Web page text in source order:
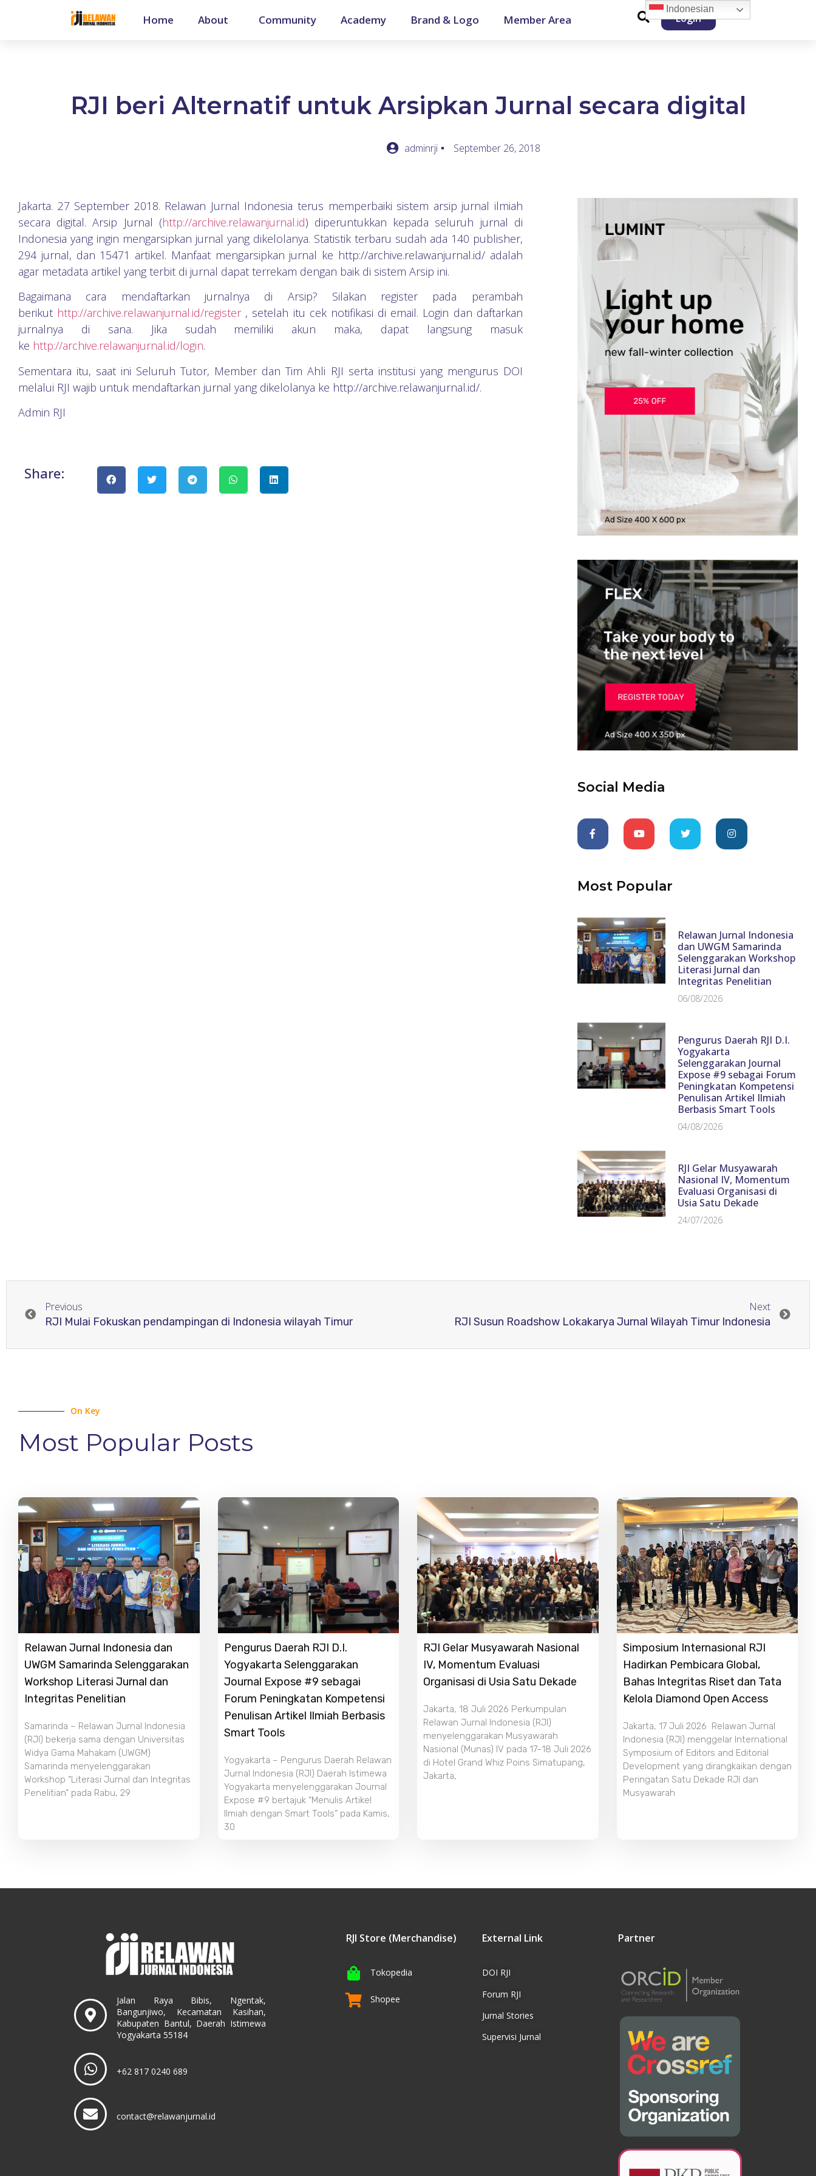
Home About Community Academy Brand & Logo Member Area Login
RJI beri Alternatif untuk Arsipkan Jurnal secara digital
adminrji September 26, 2018
Jakarta. 27 September 2018. Relawan Jurnal Indonesia terus memperbaiki sistem arsip jurnal ilmiah
secara digital. Arsip Jurnal (http://archive.relawanjurnal.id) diperuntukkan kepada seluruh jurnal di
Indonesia yang ingin mengarsipkan jurnal yang dikelolanya. Statistik terbaru sudah ada 140 publisher,
294 jurnal, dan 15471 artikel. Manfaat mengarsipkan jurnal ke http://archive.relawanjurnal.id/ adalah
agar metadata artikel yang terbit di jurnal dapat terrekam dengan baik di sistem Arsip ini.
Bagaimana cara mendaftarkan jurnalnya di Arsip? Silakan register pada perambah
berikut http://archive.relawanjurnal.id/register, setelah itu cek notifikasi di email. Login dan daftarkan
jurnalnya di sana. Jika sudah memiliki akun maka, dapat langsung masuk
ke http://archive.relawanjurnal.id/login.
Sementara itu, saat ini Seluruh Tutor, Member dan Tim Ahli RJI serta institusi yang mengurus DOI
melalui RJI wajib untuk mendaftarkan jurnal yang dikelolanya ke http://archive.relawanjurnal.id/.
Admin RJI
Share:
Social Media
Most Popular
Relawan Jurnal Indonesia
dan UWGM Samarinda
Selenggarakan Workshop
Literasi Jurnal dan
Integritas Penelitian
06/08/2026
Pengurus Daerah RJI D.I.
Yogyakarta
Selenggarakan Journal
Expose #9 sebagai Forum
Peningkatan Kompetensi
Penulisan Artikel Ilmiah
Berbasis Smart Tools
04/08/2026
RJI Gelar Musyawarah
Nasional IV, Momentum
Evaluasi Organisasi di
Usia Satu Dekade
24/07/2026
Previous
RJI Mulai Fokuskan pendampingan di Indonesia wilayah Timur
Next
RJI Susun Roadshow Lokakarya Jurnal Wilayah Timur Indonesia
On Key
Most Popular Posts
Relawan Jurnal Indonesia dan
UWGM Samarinda Selenggarakan
Workshop Literasi Jurnal dan
Integritas Penelitian
Samarinda – Relawan Jurnal Indonesia
(RJI) bekerja sama dengan Universitas
Widya Gama Mahakam (UWGM)
Samarinda menyelenggarakan
Workshop “Literasi Jurnal dan Integritas
Penelitian” pada Rabu, 29
Pengurus Daerah RJI D.I.
Yogyakarta Selenggarakan
Journal Expose #9 sebagai
Forum Peningkatan Kompetensi
Penulisan Artikel Ilmiah Berbasis
Smart Tools
Yogyakarta – Pengurus Daerah Relawan
Jurnal Indonesia (RJI) Daerah Istimewa
Yogyakarta menyelenggarakan Journal
Expose #9 bertajuk “Menulis Artikel
Ilmiah dengan Smart Tools” pada Kamis,
30
RJI Gelar Musyawarah Nasional
IV, Momentum Evaluasi
Organisasi di Usia Satu Dekade
Jakarta, 18 Juli 2026 Perkumpulan
Relawan Jurnal Indonesia (RJI)
menyelenggarakan Musyawarah
Nasional (Munas) IV pada 17–18 Juli 2026
di Hotel Grand Whiz Poins Simatupang,
Jakarta,
Simposium Internasional RJI
Hadirkan Pembicara Global,
Bahas Integritas Riset dan Tata
Kelola Diamond Open Access
Jakarta, 17 Juli 2026 Relawan Jurnal
Indonesia (RJI) menggelar International
Symposium of Editors and Editorial
Development yang dirangkaikan dengan
Peringatan Satu Dekade RJI dan
Musyawarah
Jalan Raya Bibis, Ngentak,
Bangunjiwo, Kecamatan Kasihan,
Kabupaten Bantul, Daerah Istimewa
Yogyakarta 55184
+62 817 0240 689
contact@relawanjurnal.id
RJI Store (Merchandise)
Tokopedia
Shopee
External Link
DOI RJI
Forum RJI
Jurnal Stories
Supervisi Jurnal
Partner
Indonesian